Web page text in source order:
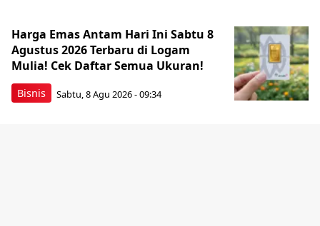
Bisnis
Harga Emas Antam Hari Ini Sabtu 8
Agustus 2026 Terbaru di Logam
Mulia! Cek Daftar Semua Ukuran!
Sabtu, 8 Agu 2026 - 09:34